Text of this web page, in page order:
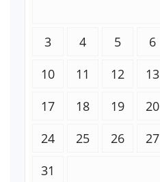
3
4 5 6
10
11 12 13
17
18 19 20
24
25 26 27
31